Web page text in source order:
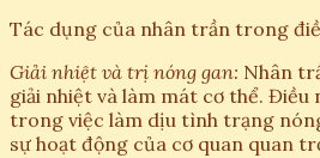
Tác dụng của nhân trần trong
Giải nhiệt và trị nóng gan: Nhân
giải nhiệt và làm mát cơ thể.
trong việc làm dịu tình trạng
sự hoạt động của cơ quan quan